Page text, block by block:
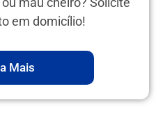
em domicílio!
Mais